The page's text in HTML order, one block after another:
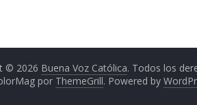
© 2026 Buena Voz Católica. Todos los
por ThemeGrill. Powered by